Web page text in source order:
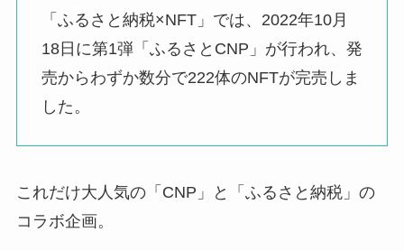
「ふるさと納税×NFT」では、2022年10月
18日に第1弾「ふるさとCNP」が行われ、発
売からわずか数分で222体のNFTが完売しま
した。
これだけ大人気の「CNP」と「ふるさと納税」の
コラボ企画。